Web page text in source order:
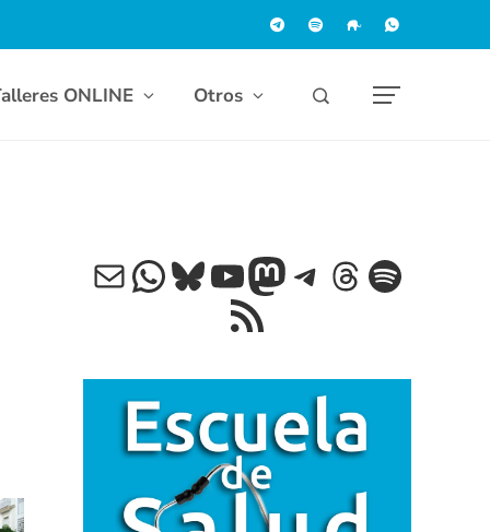
ONLINE Otros
Correo electrónico
WhatsApp
Bluesky
YouTube
Mastodon
Telegram
Threads
Feed RSS